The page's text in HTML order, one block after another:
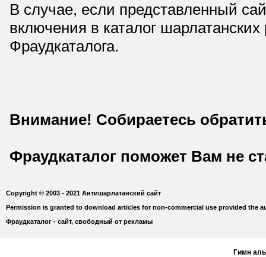
В случае, если представленный
включения в каталог
Фраудкаталога.
Внимание! Собираетесь
Фраудкаталог поможет Вам не
Copyright © 2003 - 2021 Антишарлатанский сайт
Permission is granted to download articles for non-commercial use provided the
Фраудкаталог - сайт, свободный от рекламы
Гимн